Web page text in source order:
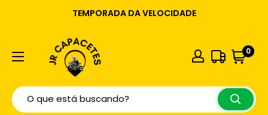
TEMPORADA DA VELOCIDADE
0